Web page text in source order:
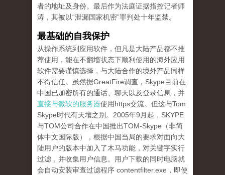
者的地址及身份。最后作为法庭证据指控记者师
涛，其被以“泄漏国家机密”罪判处十年监禁。
最基础的自我保护
从操作系统到应用软件，但凡是大陆产品都不推
荐使用，能在不翻墙状态下顺利使用的海外应用
软件需要谨慎选择，与大陆合作的境外产品同样
不得信任。虽然据GreatFire调查，Skype目前在
中国已加密所有的通话、聊天以及登录信息，并
直接与微软的服务器使用https交流。但这与Tom
Skype时代有天壤之别。2005年9月起，SKYPE
与TOM公司合作在中国推出TOM-Skype（非简
体中文国际版），根据中国当局的要求对面向大
陆用户的版本中加入了木马功能，对关键字实行
过滤，并收集用户信息。用户下载的同时电脑就
会自动安装审查过滤程序 contentfilter.exe，即使